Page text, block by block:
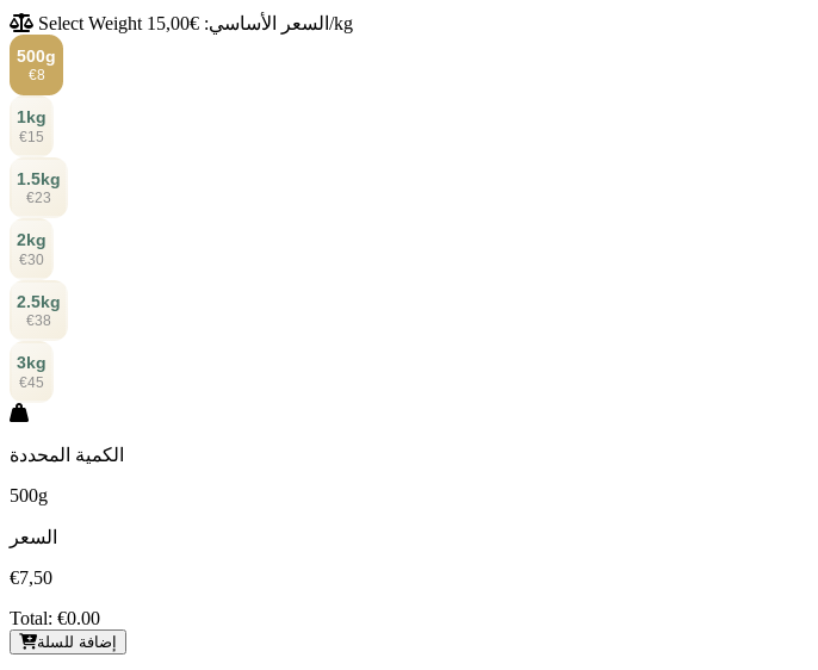
Select Weight السعر الأساسي: €15,00/kg
500g
€8
1kg
€15
1.5kg
€23
2kg
€30
2.5kg
€38
3kg
€45
الكمية المحددة
500g
السعر
€7,50
Total: €0.00
إضافة للسلة